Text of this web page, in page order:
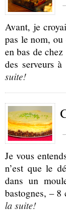
Avant, je
pas le nom, ou
en bas de
des serveurs
suite!
Je vous
n’est que le
dans un
bastognes, –
la suite!